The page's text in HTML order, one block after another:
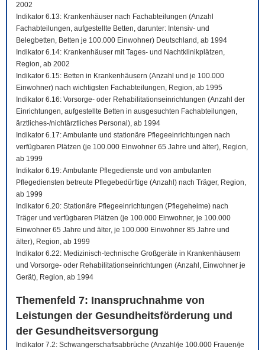
2002
Indikator 6.13: Krankenhäuser nach Fachabteilungen (Anzahl
Fachabteilungen, aufgestellte Betten, darunter: Intensiv- und
Belegbetten, Betten je 100.000 Einwohner) Deutschland, ab 1994
Indikator 6.14: Krankenhäuser mit Tages- und Nachtklinikplätzen,
Region, ab 2002
Indikator 6.15: Betten in Krankenhäusern (Anzahl und je 100.000
Einwohner) nach wichtigsten Fachabteilungen, Region, ab 1995
Indikator 6.16: Vorsorge- oder Rehabilitationseinrichtungen (Anzahl der
Einrichtungen, aufgestellte Betten in ausgesuchten Fachabteilungen,
ärztliches-/nichtärztliches Personal), ab 1994
Indikator 6.17: Ambulante und stationäre Pflegeeinrichtungen nach
verfügbaren Plätzen (je 100.000 Einwohner 65 Jahre und älter), Region,
ab 1999
Indikator 6.19: Ambulante Pflegedienste und von ambulanten
Pflegediensten betreute Pflegebedürftige (Anzahl) nach Träger, Region,
ab 1999
Indikator 6.20: Stationäre Pflegeeinrichtungen (Pflegeheime) nach
Träger und verfügbaren Plätzen (je 100.000 Einwohner, je 100.000
Einwohner 65 Jahre und älter, je 100.000 Einwohner 85 Jahre und
älter), Region, ab 1999
Indikator 6.22: Medizinisch-technische Großgeräte in Krankenhäusern
und Vorsorge- oder Rehabilitationseinrichtungen (Anzahl, Einwohner je
Gerät), Region, ab 1994
Themenfeld 7: Inanspruchnahme von
Leistungen der Gesundheitsförderung und
der Gesundheitsversorgung
Indikator 7.2: Schwangerschaftsabbrüche (Anzahl/je 100.000 Frauen/je